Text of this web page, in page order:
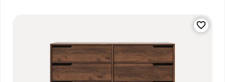
favorite_border